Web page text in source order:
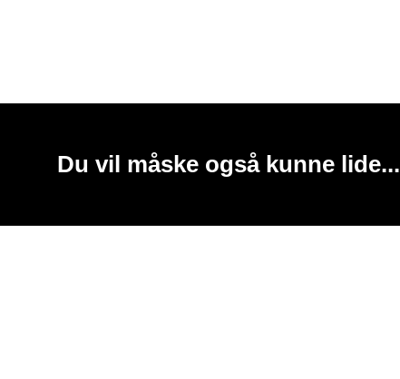
Du vil måske også kunne lide...